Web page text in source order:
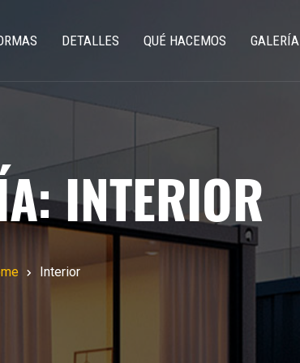
DETALLES QUÉ HACEMOS GALERÍA
INTERIOR
Interior